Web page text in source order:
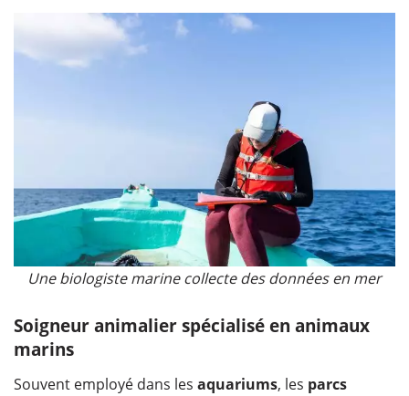
Une biologiste marine collecte des données en mer
Soigneur animalier spécialisé en animaux
marins
Souvent employé dans les aquariums, les parcs